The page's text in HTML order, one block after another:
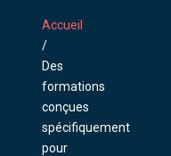
Accueil
/
Des
formations
conçues
spécifiquement
pour